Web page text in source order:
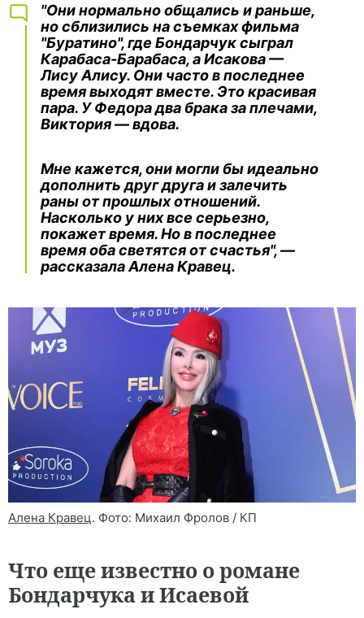
"Они нормально общались и раньше,
но сблизились на съемках фильма
"Буратино", где Бондарчук сыграл
Карабаса-Барабаса, а Исакова —
Лису Алису. Они часто в последнее
время выходят вместе. Это красивая
пара. У Федора два брака за плечами,
Виктория — вдова.
Мне кажется, они могли бы идеально
дополнить друг друга и залечить
раны от прошлых отношений.
Насколько у них все серьезно,
покажет время. Но в последнее
время оба светятся от счастья", —
рассказала Алена Кравец.
Алена Кравец. Фото: Михаил Фролов / КП
Что еще известно о романе
Бондарчука и Исаевой